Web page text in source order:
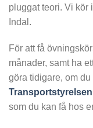
pluggat teori. Vi kör
Indal.
För att få
månader, samt ha
göra tidigare, om
Transportstyrelsen
som du kan få hos